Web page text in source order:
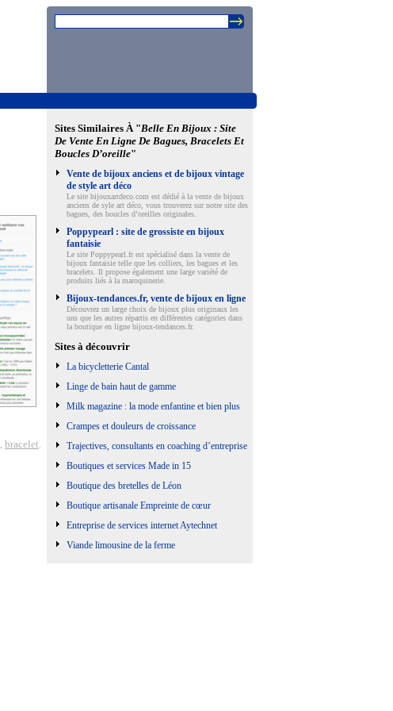
, bracelet.
Sites Similaires À "Belle En Bijoux : Site
De Vente En Ligne De Bagues, Bracelets Et
Boucles D’oreille"
Vente de bijoux anciens et de bijoux vintage
de style art déco
Le site bijouxartdeco.com est dédié à la vente de bijoux
anciens de syle art déco, vous trouverez sur notre site des
bagues, des boucles d’oreilles originales.
Poppypearl : site de grossiste en bijoux
fantaisie
Le site Poppypearl.fr est spécialisé dans la vente de
bijoux fantaisie telle que les colliers, les bagues et les
bracelets. Il propose également une large variété de
produits liés à la maroquinerie.
Bijoux-tendances.fr, vente de bijoux en ligne
Découvrez un large choix de bijoux plus originaux les
uns que les autres répartis en différentes catégories dans
la boutique en ligne bijoux-tendances.fr.
Sites à découvrir
La bicycletterie Cantal
Linge de bain haut de gamme
Milk magazine : la mode enfantine et bien plus
Crampes et douleurs de croissance
Trajectives, consultants en coaching d’entreprise
Boutiques et services Made in 15
Boutique des bretelles de Léon
Boutique artisanale Empreinte de cœur
Entreprise de services internet Aytechnet
Viande limousine de la ferme